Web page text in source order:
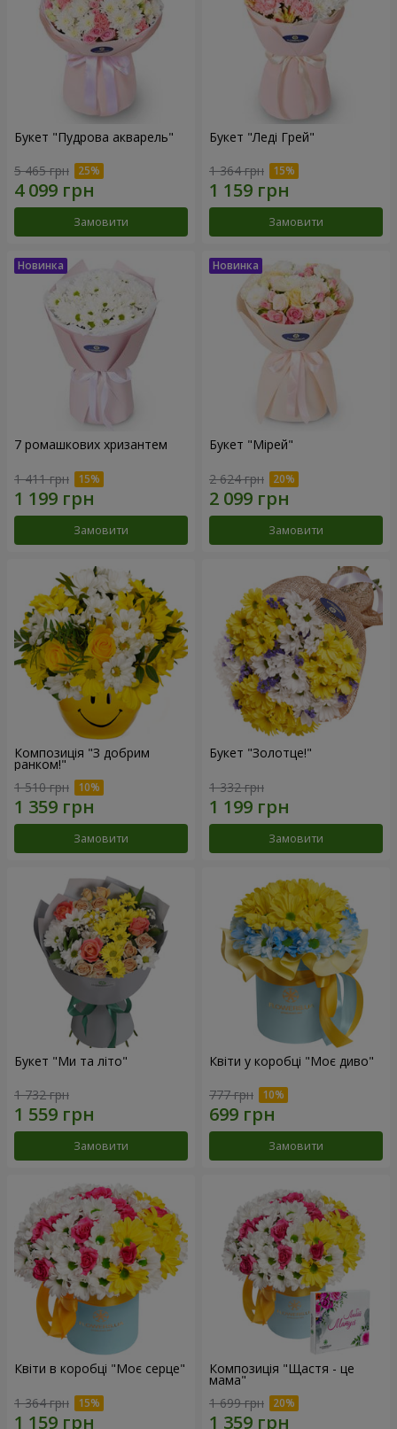
Букет "Пудрова акварель"
5 465 грн
Замовити
Букет "Леді Грей"
1 364 грн
Замовити
7 ромашкових хризантем
1 411 грн
Замовити
Букет "Мірей"
2 624 грн
Замовити
Композиція "З добрим
ранком!"
1 510 грн
Замовити
Букет "Золотце!"
1 332 грн
Замовити
Букет "Ми та літо"
1 732 грн
Замовити
Квіти у коробці "Моє диво"
777 грн
Замовити
Квіти в коробці "Моє серце"
1 364 грн
Композиція "Щастя - це
мама"
1 699 грн